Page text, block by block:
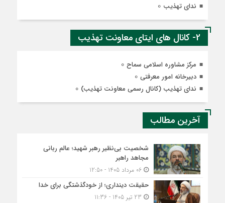
ندای تهذیب
2- کانال های ایتای معاونت تهذیب
مرکز مشاوره اسلامی سماح
دبیرخانه امور معرفتی
ندای تهذیب (کانال رسمی معاونت تهذیب)
آخرین مطالب
شخصیت بی‌نظیر رهبر شهید؛ عالم ربانی
مجاهد راهبر
06 مرداد 1405 - 12:50
حقیقت دینداری؛ از خودگذشتگی برای خدا